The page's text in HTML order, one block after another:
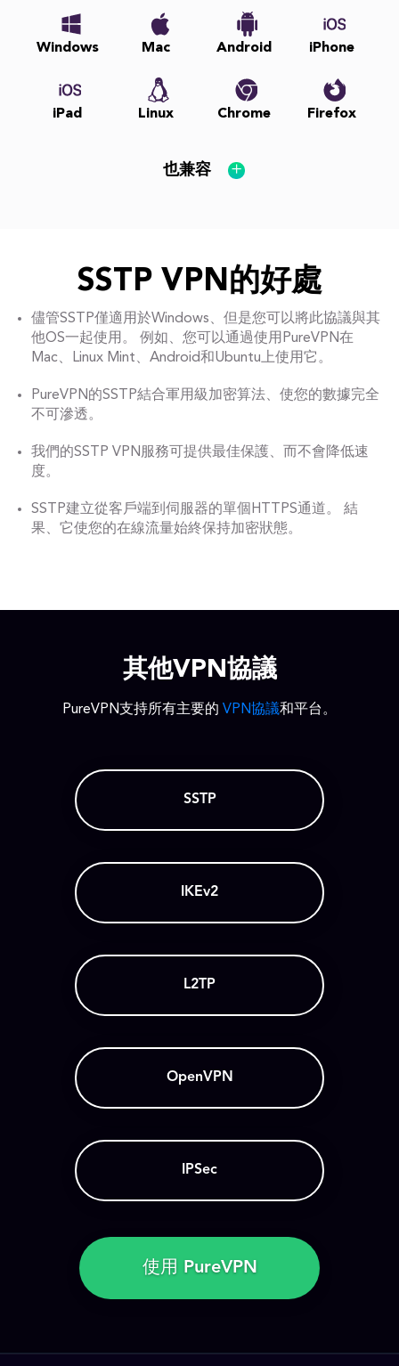
Windows Mac Android iPhone
iPad Linux Chrome Firefox
也兼容
SSTP VPN的好處
儘管SSTP僅適用於Windows、但是您可以將此協議與其
他OS一起使用。 例如、您可以通過使用PureVPN在
Mac、Linux Mint、Android和Ubuntu上使用它。
PureVPN的SSTP結合軍用級加密算法、使您的數據完全
不可滲透。
我們的SSTP VPN服務可提供最佳保護、而不會降低速
度。
SSTP建立從客戶端到伺服器的單個HTTPS通道。 結
果、它使您的在線流量始終保持加密狀態。
其他VPN協議
PureVPN支持所有主要的 VPN協議和平台。
SSTP
IKEv2
L2TP
OpenVPN
IPSec
使用 PureVPN